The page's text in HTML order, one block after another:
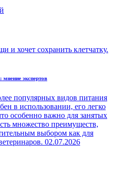
и хочет сохранить клетчатку.
экспертов
популярных видов питания
в использовании, его легко
особенно важно для занятых
множество преимуществ,
выбором как для
02.07.2026